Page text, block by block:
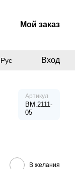
Мой заказ
Рус Вход
Артикул
BM.2111-
05
В желания